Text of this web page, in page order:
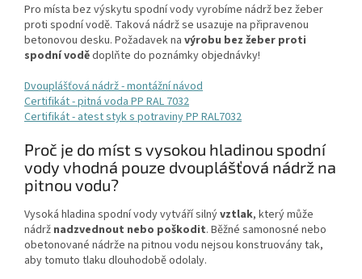
Pro místa bez výskytu spodní vody vyrobíme nádrž bez žeber
proti spodní vodě. Taková nádrž se usazuje na připravenou
betonovou desku. Požadavek na výrobu bez žeber proti
spodní vodědoplňte do poznámky objednávky!
Dvouplášťová nádrž - montážní návod
Certifikát - pitná voda PP RAL 7032
Certifikát - atest styk s potraviny PP RAL7032
Proč je do míst s vysokou hladinou spodní
vody vhodná pouze dvouplášťová nádrž na
pitnou vodu?
Vysoká hladina spodní vody vytváří silnývztlak, který může
nádrž nadzvednout nebo poškodit. Běžné samonosné nebo
obetonované nádrže na pitnou vodu nejsou konstruovány tak,
aby tomuto tlaku dlouhodobě odolaly.